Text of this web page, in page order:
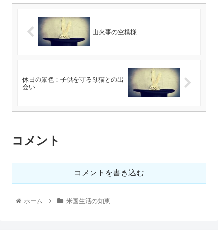
山火事の空模様
休日の景色：子供を守る母猫との出
会い
コメント
コメントを書き込む
ホーム 米国生活の知恵